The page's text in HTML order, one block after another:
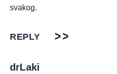
svakog.
REPLY
drLaki